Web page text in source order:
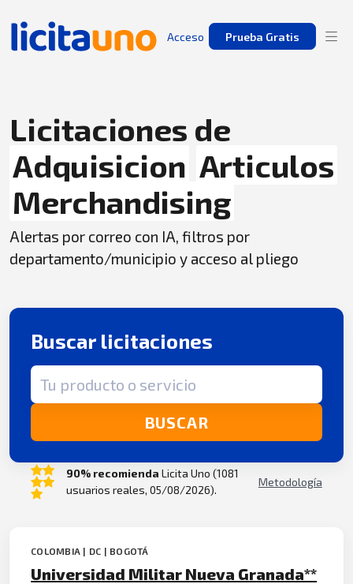
Acceso Prueba Gratis
Licitaciones de
Adquisicion Articulos
Merchandising
Alertas por correo con IA, filtros por
departamento/municipio y acceso al pliego
Buscar licitaciones
Término de búsqueda
BUSCAR
90% recomienda Licita Uno (1081
usuarios reales, 05/08/2026).
Metodología
COLOMBIA | DC | BOGOTÁ
Universidad Militar Nueva Granada**